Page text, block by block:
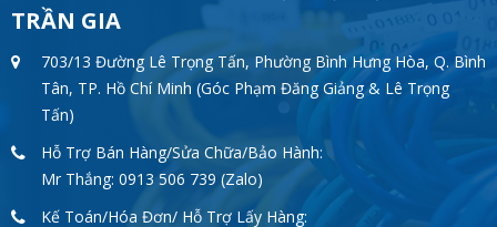
TRẦN GIA
703/13 Đường Lê Trọng Tấn, Phường Bình Hưng Hòa, Q. Bình
Tân, TP. Hồ Chí Minh (Góc Phạm Đăng Giảng & Lê Trọng
Tấn)
Hỗ Trợ Bán Hàng/Sửa Chữa/Bảo Hành:
Mr Thắng: 0913 506 739 (Zalo)
Kế Toán/Hóa Đơn/ Hỗ Trợ Lấy Hàng: